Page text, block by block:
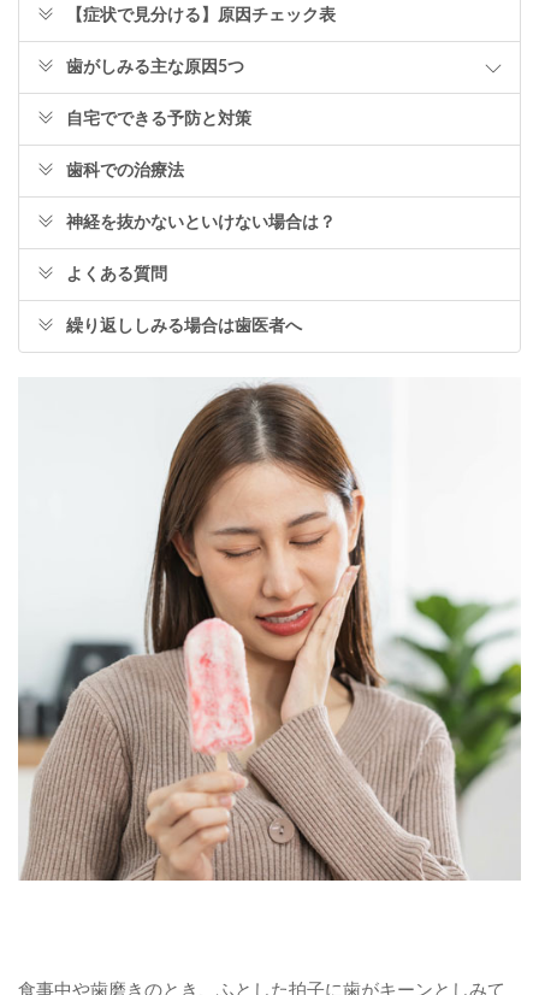
【症状で見分ける】原因チェック表
歯がしみる主な原因5つ
自宅でできる予防と対策
歯科での治療法
神経を抜かないといけない場合は？
よくある質問
繰り返ししみる場合は歯医者へ
食事中や歯磨きのとき、ふとした拍子に歯がキーンとしみて